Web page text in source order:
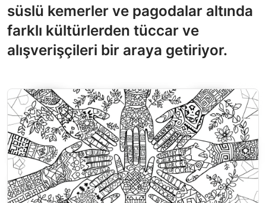
süslü kemerler ve pagodalar altında
farklı kültürlerden tüccar ve
alışverişçileri bir araya getiriyor.